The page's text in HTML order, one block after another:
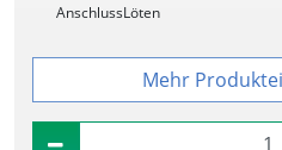
AnschlussLöten